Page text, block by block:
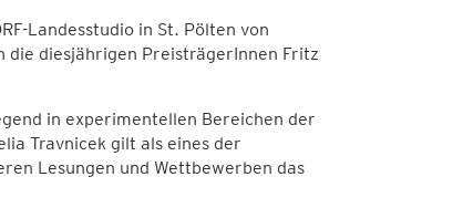
Landesstudio in St. Pölten von
die diesjährigen PreisträgerInnen Fritz
in experimentellen Bereichen der
Travnicek gilt als eines der
Lesungen und Wettbewerben das